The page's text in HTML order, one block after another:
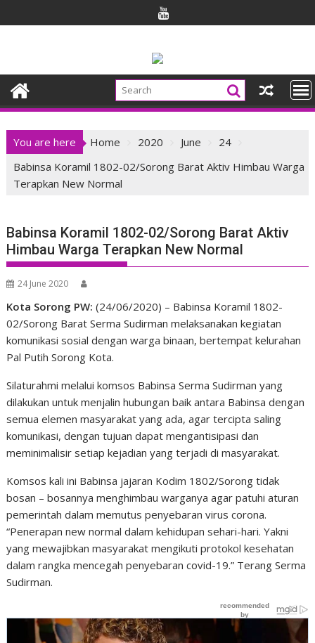
to
You are here Home 2020 June
24
Babinsa Koramil 1802-02/Sorong Barat Aktiv Himbau Warga
Terapkan New Normal
Babinsa Koramil 1802-02/Sorong Barat Aktiv
Himbau Warga Terapkan New Normal
24 June 2020
Kota Sorong PW: (24/06/2020) – Babinsa Koramil 1802-
02/Sorong Barat Serma Sudirman melaksanakan kegiatan
komunikasi sosial dengan warga binaan, bertempat kelurahan
Pal Putih Sorong Kota.
Silaturahmi melalui komsos Babinsa Serma Sudirman yang
dilakukan untuk menjalin hubungan baik antara Babinsa dengan
semua elemen masyarakat yang ada, agar tercipta saling
komunikasi, dengan tujuan dapat mengantisipasi dan
meminimalisir setiap kejadian yang terjadi di masyarakat.
Komsos kali ini Babinsa jajaran Kodim 1802/Sorong tidak
bosan – bosannya menghimbau warganya agar patuhi aturan
pemerintah dalam memutus penyebaran virus corona.
“Penerapan new normal dalam kehidupan sehari-hari. Yakni
yang mewajibkan masyarakat mengikuti protokol kesehatan
dalam rangka mencegah penyebaran covid-19.” Terang Serma
Sudirman.